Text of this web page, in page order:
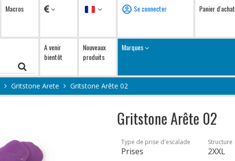
Macros Devises Langue Se connecter Panier d'achat
A venir
bientôt
Nouveaux
produits
Marques
Gritstone Arete Gritstone Arête 02
Gritstone Arête 02
Type de prise d'escalade
Prises
Structure
2XXL